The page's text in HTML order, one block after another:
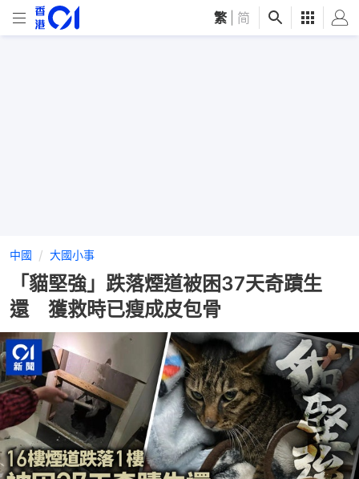
繁 简
中國 大國小事
「貓堅強」跌落煙道被困37天奇蹟生
還 獲救時已瘦成皮包骨